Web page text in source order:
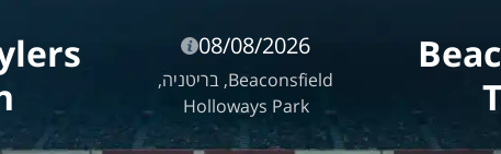
08/08/2026
Beaconsfield, בריטניה,
Holloways Park